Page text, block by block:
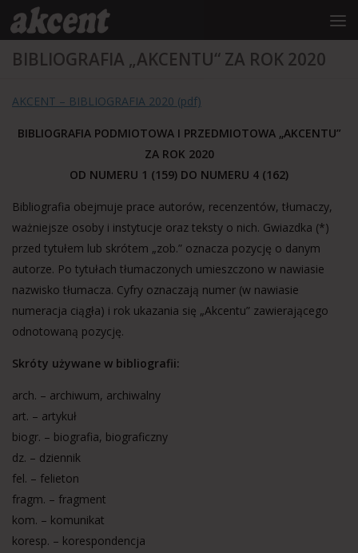
treści
Przejdź do treści
BIBLIOGRAFIA „AKCENTU“ ZA ROK 2020
AKCENT – BIBLIOGRAFIA 2020 (pdf)
BIBLIOGRAFIA PODMIOTOWA I PRZEDMIOTOWA „AKCENTU”
ZA ROK 2020
OD NUMERU 1 (159) DO NUMERU 4 (162)
Bibliografia obejmuje prace autorów, recenzentów, tłumaczy,
ważniejsze osoby i instytucje oraz teksty o nich. Gwiazdka (*)
przed tytułem lub skrótem „zob.” oznacza pozycję o danym
autorze. Po tytułach tłumaczonych umieszczono w nawiasie
nazwisko tłumacza. Cyfry oznaczają numer (w nawiasie
numeracja ciągła) i rok ukazania się „Akcentu” zawierającego
odnotowaną pozycję.
Skróty używane w bibliografii:
arch. – archiwum, archiwalny
art. – artykuł
biogr. – biografia, biograficzny
dz. – dziennik
fel. – felieton
fragm. – fragment
kom. – komunikat
koresp. – korespondencja